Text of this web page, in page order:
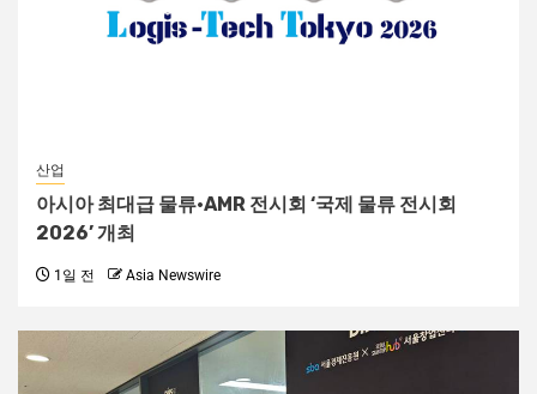
산업
아시아 최대급 물류·AMR 전시회 ‘국제 물류 전시회
2026’ 개최
1일 전 Asia Newswire